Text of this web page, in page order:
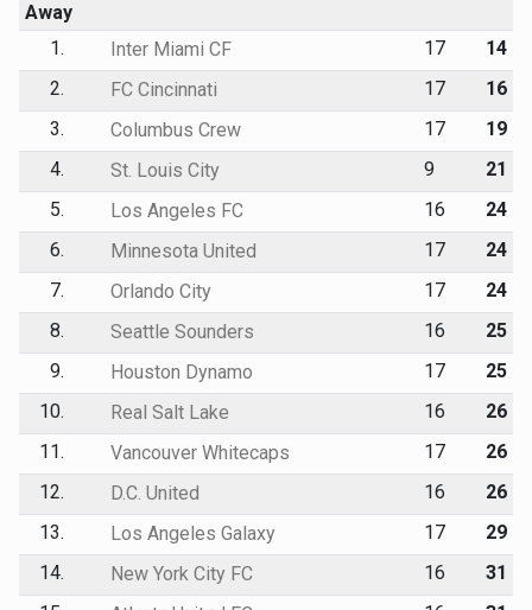
Away
1.
Inter Miami CF 17
14
2.
FC Cincinnati 17
16
3.
Columbus Crew 17
19
4.
St. Louis City 9
21
5.
Los Angeles FC 16
24
6.
Minnesota United 17
24
7.
Orlando City 17
24
8.
Seattle Sounders 16
25
9.
Houston Dynamo 17
25
10.
Real Salt Lake 16
26
11.
Vancouver Whitecaps 17
26
12.
D.C. United 16
26
13.
Los Angeles Galaxy 17
29
14.
New York City FC 16
31